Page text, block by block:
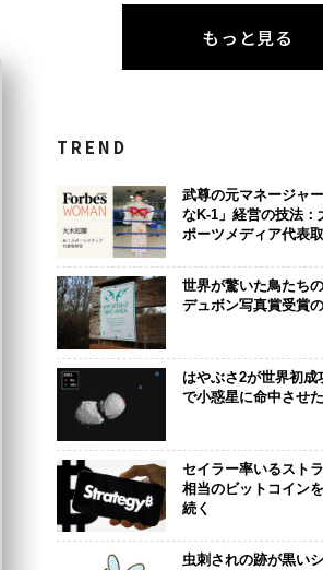
もっと見る
TREND
武尊の元マネージャ
なK-1」経営の技法：
ポーツメディア代表取
世界が驚いた鳥たち
デュボン写真賞受賞
はやぶさ2が世界初
で小惑星に命中させ
セイラー率いるスト
相当のビットコイン
続く
虫刺されの跡が黒い